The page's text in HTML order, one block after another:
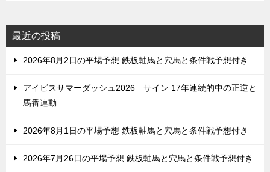
最近の投稿
2026年8月2日の平場予想 鉄板軸馬と穴馬と条件戦予想付き
アイビスサマーダッシュ2026 サイン 17年連続的中の正逆と
馬番連動
2026年8月1日の平場予想 鉄板軸馬と穴馬と条件戦予想付き
2026年7月26日の平場予想 鉄板軸馬と穴馬と条件戦予想付き